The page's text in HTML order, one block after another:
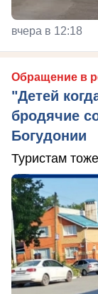
вчера в 12:18
Обращение в
"Детей
бродячие
Богудонии
Туристам